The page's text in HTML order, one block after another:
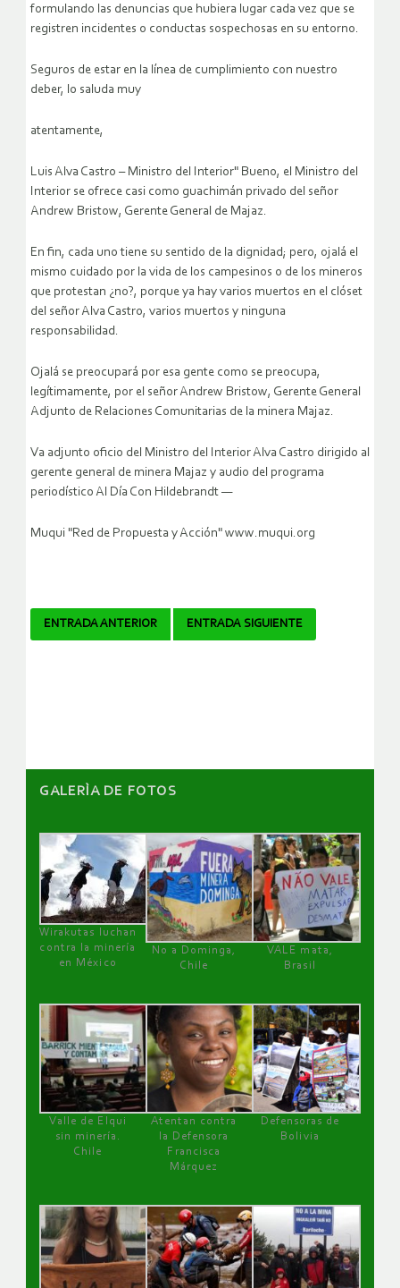
formulando las denuncias que hubiera lugar cada vez que se
registren incidentes o conductas sospechosas en su entorno.
Seguros de estar en la línea de cumplimiento con nuestro
deber, lo saluda muy
atentamente,
Luis Alva Castro – Ministro del Interior" Bueno, el Ministro del
Interior se ofrece casi como guachimán privado del señor
Andrew Bristow, Gerente General de Majaz.
En fin, cada uno tiene su sentido de la dignidad; pero, ojalá el
mismo cuidado por la vida de los campesinos o de los mineros
que protestan ¿no?, porque ya hay varios muertos en el clóset
del señor Alva Castro, varios muertos y ninguna
responsabilidad.
Ojalá se preocupará por esa gente como se preocupa,
legítimamente, por el señor Andrew Bristow, Gerente General
Adjunto de Relaciones Comunitarias de la minera Majaz.
Va adjunto oficio del Ministro del Interior Alva Castro dirigido al
gerente general de minera Majaz y audio del programa
periodístico Al Día Con Hildebrandt —
Muqui "Red de Propuesta y Acción" www.muqui.org
Navegador
ENTRADA ANTERIOR ENTRADA SIGUIENTE
GALERÌA DE FOTOS
Wirakutas luchan
contra la minería
en México
No a Dominga,
Chile
VALE mata,
Brasil
Valle de Elqui
sin minería.
Chile
Atentan contra
la Defensora
Francisca
Márquez
Defensoras de
Bolivia